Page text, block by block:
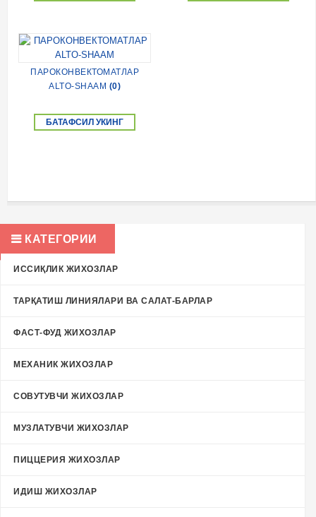
ПАРОКОНВЕКТОМАТЛАР
ALTO-SHAAM (0)
БАТАФСИЛ УКИНГ
КАТЕГОРИИ
ИССИҚЛИК ЖИХОЗЛАР
ТАРҚАТИШ ЛИНИЯЛАРИ ВА САЛАТ-БАРЛАР
ФАСТ-ФУД ЖИХОЗЛАР
МЕХАНИК ЖИХОЗЛАР
СОВУТУВЧИ ЖИХОЗЛАР
МУЗЛАТУВЧИ ЖИХОЗЛАР
ПИЦЦЕРИЯ ЖИХОЗЛАР
ИДИШ ЖИХОЗЛАР